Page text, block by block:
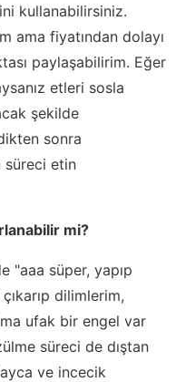
kullanabilirsiniz.
ama fiyatından dolayı
paylaşabilirim. Eğer
etleri sosla
şekilde
sonra
süreci etin
mi?
"aaa süper, yapıp
dilimlerim,
ufak bir engel var
süreci de dıştan
ve incecik